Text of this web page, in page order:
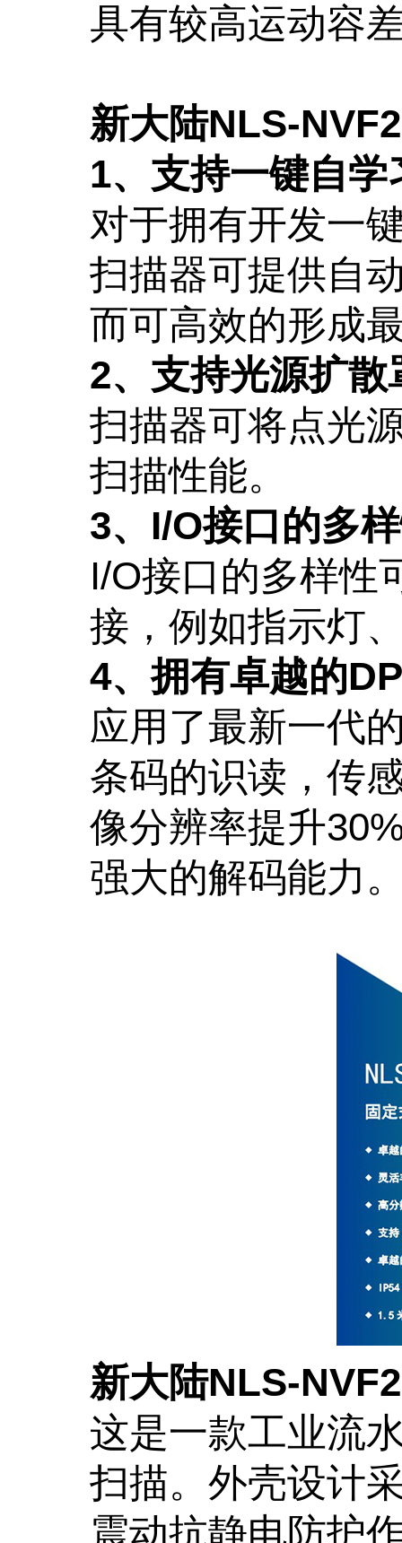
具有较高运动容
新大陆NLS-
1、支持一键自
对于拥有开发一
扫描器可提供自
而可高效的形成
2、支持光源扩散
扫描器可将点光
扫描性能。
3、I/O接口的多
I/O接口的多样性
接，例如指示灯
4、拥有卓越的
应用了最新一代
条码的识读，传
像分辨率提升
强大的解码能力
新大陆NLS-
这是一款工业流
扫描。外壳设计
震动抗静电防护